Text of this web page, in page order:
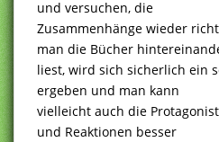
und versuchen, die
Zusammenhänge wieder
man die Bücher
liest, wird sich sicherlich ein
ergeben und man kann
vielleicht auch die
und Reaktionen besser